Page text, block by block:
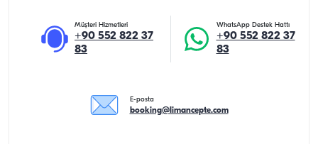
Müşteri Hizmetleri
+90 552 822 37
83
WhatsApp Destek Hattı
+90 552 822 37
83
E-posta
booking@limancepte.com